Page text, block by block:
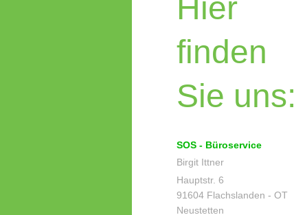
Hier
finden
Sie uns:
SOS - Büroservice
Birgit Ittner
Hauptstr. 6
91604 Flachslanden - OT
Neustetten